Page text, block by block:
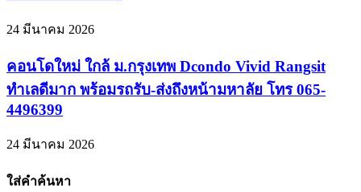
24 มีนาคม 2026
คอนโดใหม่ ใกล้ ม.กรุงเทพ Dcondo Vivid Rangsit
ทำเลดีมาก พร้อมรถรับ-ส่งถึงหน้ามหาลัย โทร 065-
4496399
24 มีนาคม 2026
ใส่คำค้นหา